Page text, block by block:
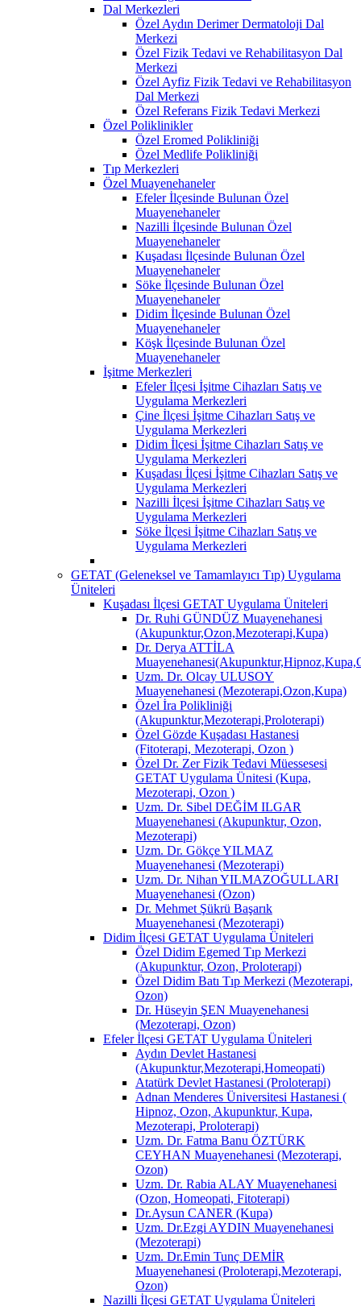
Dal Merkezleri
Özel Aydın Derimer Dermatoloji Dal
Merkezi
Özel Fizik Tedavi ve Rehabilitasyon Dal
Merkezi
Özel Ayfiz Fizik Tedavi ve Rehabilitasyon
Dal Merkezi
Özel Referans Fizik Tedavi Merkezi
Özel Poliklinikler
Özel Eromed Polikliniği
Özel Medlife Polikliniği
Tıp Merkezleri
Özel Muayenehaneler
Efeler İlçesinde Bulunan Özel
Muayenehaneler
Nazilli İlçesinde Bulunan Özel
Muayenehaneler
Kuşadası İlçesinde Bulunan Özel
Muayenehaneler
Söke İlçesinde Bulunan Özel
Muayenehaneler
Didim İlçesinde Bulunan Özel
Muayenehaneler
Köşk İlçesinde Bulunan Özel
Muayenehaneler
İşitme Merkezleri
Efeler İlçesi İşitme Cihazları Satış ve
Uygulama Merkezleri
Çine İlçesi İşitme Cihazları Satış ve
Uygulama Merkezleri
Didim İlçesi İşitme Cihazları Satış ve
Uygulama Merkezleri
Kuşadası İlçesi İşitme Cihazları Satış ve
Uygulama Merkezleri
Nazilli İlçesi İşitme Cihazları Satış ve
Uygulama Merkezleri
Söke İlçesi İşitme Cihazları Satış ve
Uygulama Merkezleri
GETAT (Geleneksel ve Tamamlayıcı Tıp) Uygulama
Üniteleri
Kuşadası İlçesi GETAT Uygulama Üniteleri
Dr. Ruhi GÜNDÜZ Muayenehanesi
(Akupunktur,Ozon,Mezoterapi,Kupa)
Dr. Derya ATTİLA
Uzm. Dr. Olcay ULUSOY
Muayenehanesi (Mezoterapi,Ozon,Kupa)
Özel İra Polikliniği
(Akupunktur,Mezoterapi,Proloterapi)
Özel Gözde Kuşadası Hastanesi
(Fitoterapi, Mezoterapi, Ozon )
Özel Dr. Zer Fizik Tedavi Müessesesi
GETAT Uygulama Ünitesi (Kupa,
Mezoterapi, Ozon )
Uzm. Dr. Sibel DEĞİM ILGAR
Muayenehanesi (Akupunktur, Ozon,
Mezoterapi)
Uzm. Dr. Gökçe YILMAZ
Muayenehanesi (Mezoterapi)
Uzm. Dr. Nihan YILMAZOĞULLARI
Muayenehanesi (Ozon)
Dr. Mehmet Şükrü Başarık
Muayenehanesi (Mezoterapi)
Didim İlçesi GETAT Uygulama Üniteleri
Özel Didim Egemed Tıp Merkezi
(Akupunktur, Ozon, Proloterapi)
Özel Didim Batı Tıp Merkezi (Mezoterapi,
Ozon)
Dr. Hüseyin ŞEN Muayenehanesi
(Mezoterapi, Ozon)
Efeler İlçesi GETAT Uygulama Üniteleri
Aydın Devlet Hastanesi
(Akupunktur,Mezoterapi,Homeopati)
Atatürk Devlet Hastanesi (Proloterapi)
Adnan Menderes Üniversitesi Hastanesi (
Hipnoz, Ozon, Akupunktur, Kupa,
Mezoterapi, Proloterapi)
Uzm. Dr. Fatma Banu ÖZTÜRK
CEYHAN Muayenehanesi (Mezoterapi,
Ozon)
Uzm. Dr. Rabia ALAY Muayenehanesi
(Ozon, Homeopati, Fitoterapi)
Dr.Aysun CANER (Kupa)
Uzm. Dr.Ezgi AYDIN Muayenehanesi
(Mezoterapi)
Uzm. Dr.Emin Tunç DEMİR
Muayenehanesi (Proloterapi,Mezoterapi,
Ozon)
Nazilli İlçesi GETAT Uygulama Üniteleri